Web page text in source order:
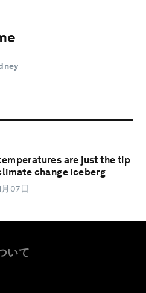
are just the tip
change iceberg
月07日
いて